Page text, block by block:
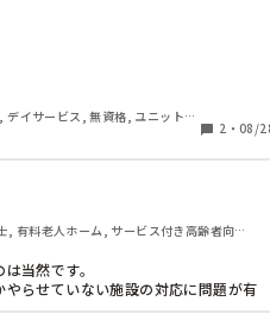
浴介助も入るし、排泄介助もリー
て休憩入ってレクしかやる事な
ってしまいました。
すがクラスターでデイを閉めてい
で、1日中入浴介助です。
され、3日間丸一日入浴介助で
、一方では涼しいところで体力的
仕方ない。って納得しました。
イサービス, 無資格, ユニット型
2 ・ 08/
, 有料老人ホーム, サービス付き高齢者向け
当然です。
らせていない施設の対応に問題が有